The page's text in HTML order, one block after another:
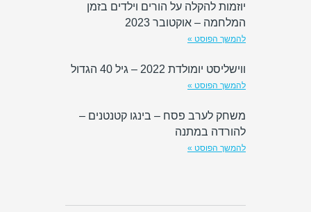
יוזמות להקלה על הורים וילדים בזמן
המלחמה – אוקטובר 2023
להמשך הפוסט »
ווישליסט יומולדת 2022 – גיל 40 הגדול
להמשך הפוסט »
משחק לערב פסח – בינגו קטנטנים –
להורדה במתנה
להמשך הפוסט »